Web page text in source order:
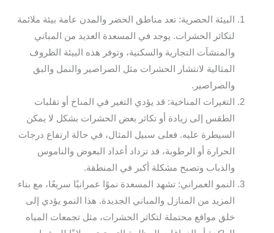
البيئة الحضرية: تعد مناطق الحضر والمدن عامة بيئة ملائمة
لتكاثر الحشرات. يوجد في المسعدة العديد من المباني
والمنشآت التجارية والسكنية، وتوفر هذه البيئة الظروف
المثالية لانتشار الحشرات مثل الصراصير والنمل والبق
والصراصير.
التغيرات المناخية: قد يؤدي التغير في المناخ أو تقلبات
الطقس إلى زيادة أو تكاثر بعض الحشرات بشكل لا يمكن
السيطرة عليه. فعلى سبيل المثال، في حالة ارتفاع درجات
الحرارة أو الرطوبة، قد تزداد أعداد البعوض والناموس
والذباب وتصبح مشكلة أكبر في المنطقة.
النمو العمراني: تشهد المسعدة نموًا عمرانيًا سريعًا، مع بناء
المزيد من المنازل والمباني الجديدة. هذا النمو يؤدي إلى
خلق مواقع محتملة لتكاثر الحشرات، مثل تجمعات المياه